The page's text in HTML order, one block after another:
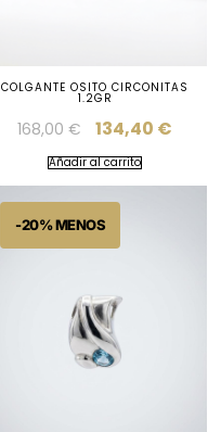
COLGANTE OSITO CIRCONITAS
1.2GR
168,00€ 134,40 €
Añadir al carrito